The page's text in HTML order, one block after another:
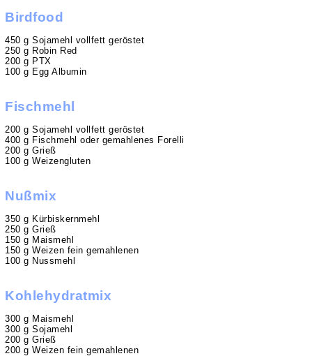
Birdfood
450 g Sojamehl vollfett geröstet
250 g Robin Red
200 g PTX
100 g Egg Albumin
Fischmehl
200 g Sojamehl vollfett geröstet
400 g Fischmehl oder gemahlenes Forelli
200 g Grieß
100 g Weizengluten
Nußmix
350 g Kürbiskernmehl
250 g Grieß
150 g Maismehl
150 g Weizen fein gemahlenen
100 g Nussmehl
Kohlehydratmix
300 g Maismehl
300 g Sojamehl
200 g Grieß
200 g Weizen fein gemahlenen